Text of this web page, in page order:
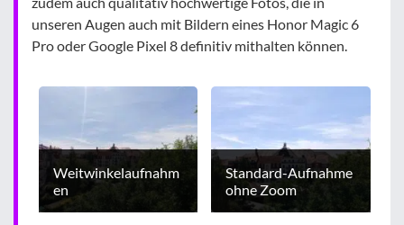
unseren Augen auch mit Bildern eines Honor Magic 6
Pro oder Google Pixel 8 definitiv mithalten können.
Weitwinkelaufnahm
en
Standard-Aufnahme
ohne Zoom